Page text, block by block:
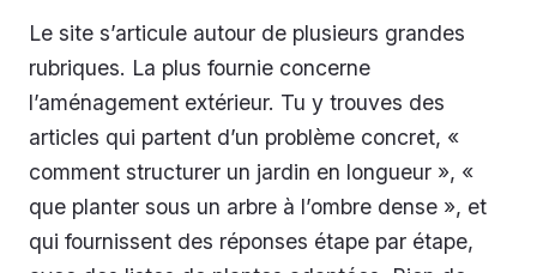
Le site s’articule autour de plusieurs grandes
rubriques. La plus fournie concerne
l’aménagement extérieur. Tu y trouves des
articles qui partent d’un problème concret, «
comment structurer un jardin en longueur », «
que planter sous un arbre à l’ombre dense », et
qui fournissent des réponses étape par étape,